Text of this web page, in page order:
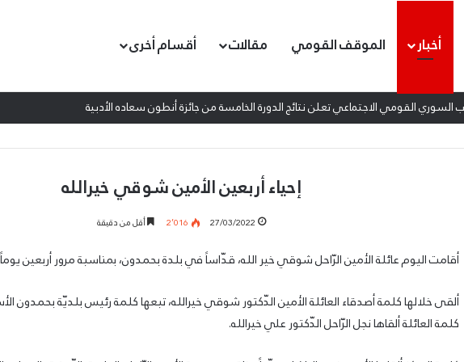
أخبار الموقف القومي مقالات أقسام أخرى
السوري القومي الاجتماعي تعلن نتائج الدورة الخامسة من جائزة أنطون سعاده الأدبية
إحياء أربعين الأمين شوقي خيرالله
27/03/2022 2٬016 أقل من دقيقة
أقامت اليوم عائلة الأمين الرّاحل شوقي خير الله، قدّاساً في بلدة بحمدون، بمناسبة مرور أربعين
ألقى خلالها كلمة أصدقاء العائلة الأمين الدّكتور شوقي خيرالله، تبعها كلمة رئيس بلديّة بحمدون
كلمة العائلة ألقاها نجل الرّاحل الدّكتور علي خيرالله.